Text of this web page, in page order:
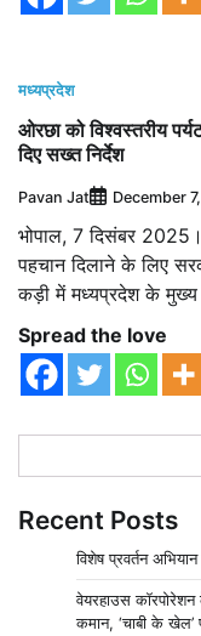
मध्यप्रदेश
ओरछा को विश्वस्तरीय
दिए सख्त निर्देश
Pavan Jat December
भोपाल, 7 दिसंबर 2025।
पहचान दिलाने के लिए
कड़ी में मध्यप्रदेश के
Spread the love
Recent Posts
विशेष प्रवर्तन
वेयरहाउस
कमान, ‘चाबी के